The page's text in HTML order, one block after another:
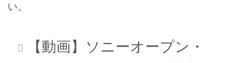
い。
【動画】ソニーオープン・